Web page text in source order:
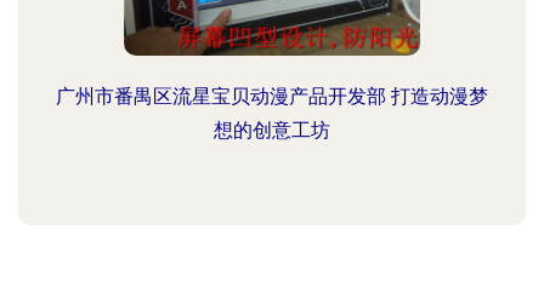
广州市番禺区流星宝贝动漫产品开发部 打造动漫梦
想的创意工坊